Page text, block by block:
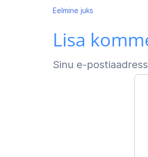
Eelmine juks
Lisa
Sinu e-